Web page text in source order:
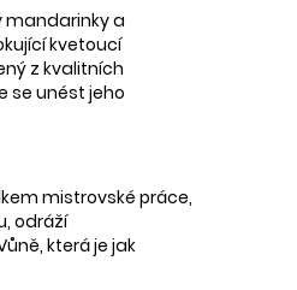
mandarinky a
kvetoucí
z kvalitních
se unést jeho
mistrovské práce,
odráží
která je jak